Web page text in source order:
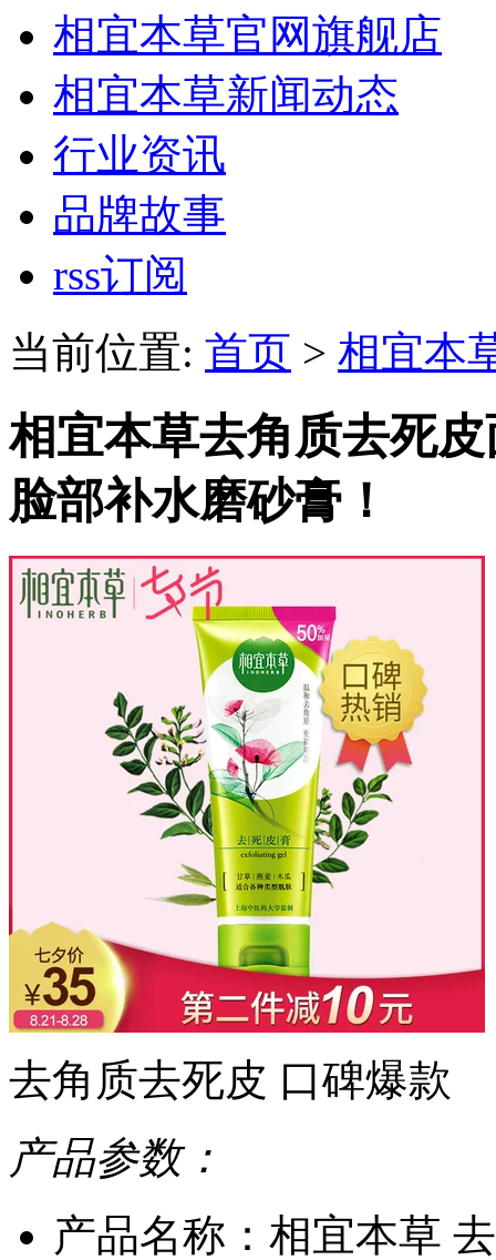
相宜本草官网旗舰店
相宜本草新闻动态
行业资讯
品牌故事
rss订阅
当前位置: 首页 > 相宜本
相宜本草去角质去死
脸部补水磨砂膏！
去角质去死皮 口碑爆款
产品参数：
产品名称：相宜本草